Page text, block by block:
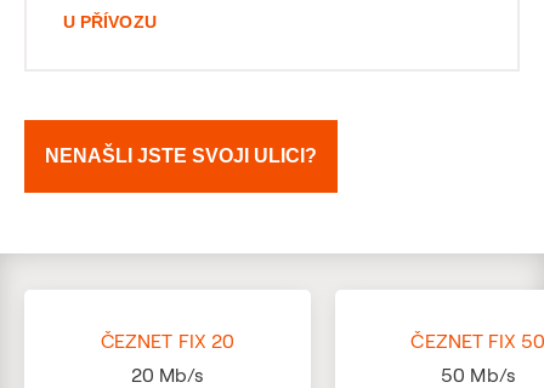
U PŘÍVOZU
NENAŠLI JSTE SVOJI ULICI?
ČEZNET FIX 20
20 Mb/s
ČEZNET FIX
50 Mb/s